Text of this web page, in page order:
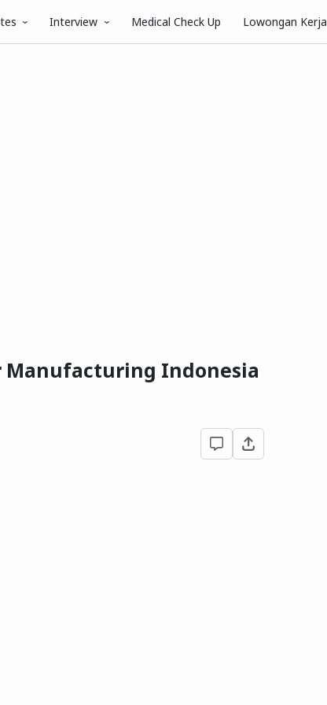
Interview Medical Check Up Lowongan Kerja
Manufacturing Indonesia